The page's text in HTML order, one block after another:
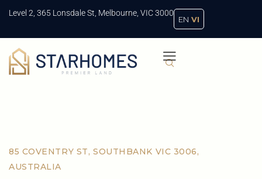
Level 2, 365 Lonsdale St, Melbourne, VIC 3000
EN VI
85 COVENTRY ST, SOUTHBANK VIC 3006,
AUSTRALIA